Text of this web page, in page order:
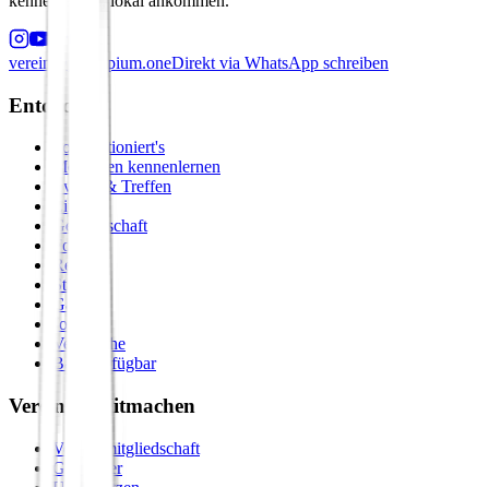
verein@principium.oneDirekt via WhatsApp schreiben
Entdecken
So funktioniert's
Menschen kennenlernen
Events & Treffen
Zirkel
Gemeinschaft
Formate
Retreats
Städte
Galerie
Journal
Vergleiche
Bald verfügbar
Verein & Mitmachen
Vereinsmitgliedschaft
Gastgeber